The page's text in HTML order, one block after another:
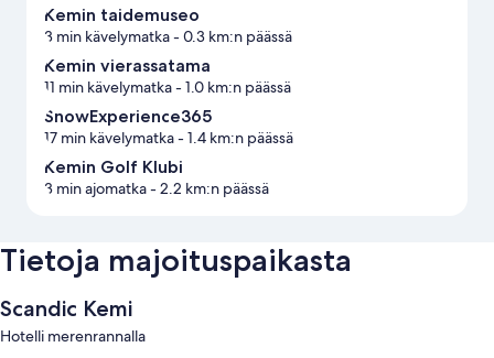
Kemin taidemuseo
3 min kävelymatka- 0.3 km:n päässä
Kemin vierassatama
11 min kävelymatka- 1.0 km:n päässä
SnowExperience365
17 min kävelymatka- 1.4 km:n päässä
Kemin Golf Klubi
3 min ajomatka- 2.2 km:n päässä
Tietoja majoituspaikasta
Scandic Kemi
Hotelli merenrannalla